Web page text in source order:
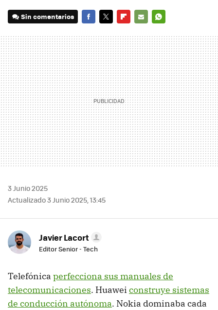
Sin comentarios
MAIL
3 Junio 2025
Actualizado 3 Junio 2025, 13:45
Javier Lacort
Editor Senior - Tech
Telefónica perfecciona sus manuales de
telecomunicaciones. Huawei construye sistemas
de conducción autónoma. Nokia dominaba cada